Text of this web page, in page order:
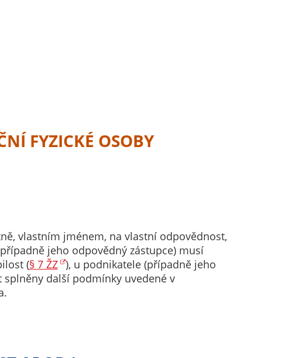
FYZICKÉ OSOBY
vlastním jménem, na vlastní odpovědnost,
jeho odpovědný zástupce) musí
(§ 7 ŽZ ), u podnikatele (případně jeho
splněny další podmínky uvedené v